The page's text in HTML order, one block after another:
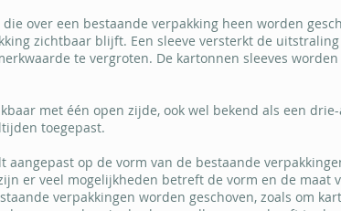
over een bestaande verpakking heen worden
zichtbaar blijft. Een sleeve versterkt de
te vergroten. De kartonnen sleeves
met één open zijde, ook wel bekend als een
toegepast.
aangepast op de vorm van de bestaande
er veel mogelijkheden betreft de vorm en de maat
verpakkingen worden geschoven, zoals om